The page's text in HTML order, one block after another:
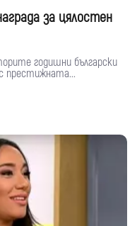
за цялостен
годишни български
престижната...